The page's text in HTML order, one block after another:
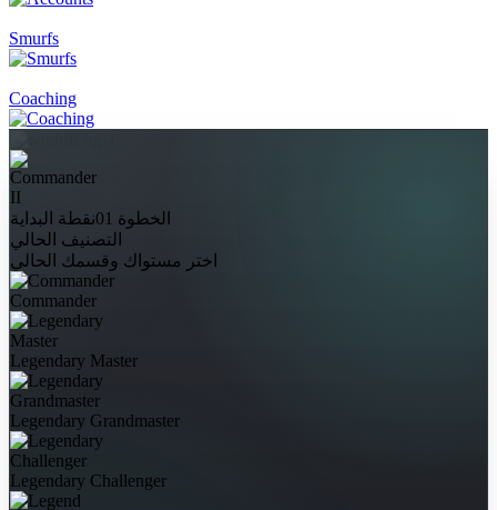
Smurfs
Coaching
II
الخطوة 01
نقطة البداية
التصنيف الحالي
اختر مستواك وقسمك الحالي
Commander
Legendary Master
Legendary Grandmaster
Legendary Challenger